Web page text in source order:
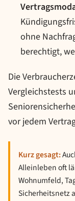
ohne
berechtigt,
Die
Vergleichstests
vor jedem
Kurz gesagt:
Alleinleben oft
Wohnumfeld,
Sicherheitsnetz